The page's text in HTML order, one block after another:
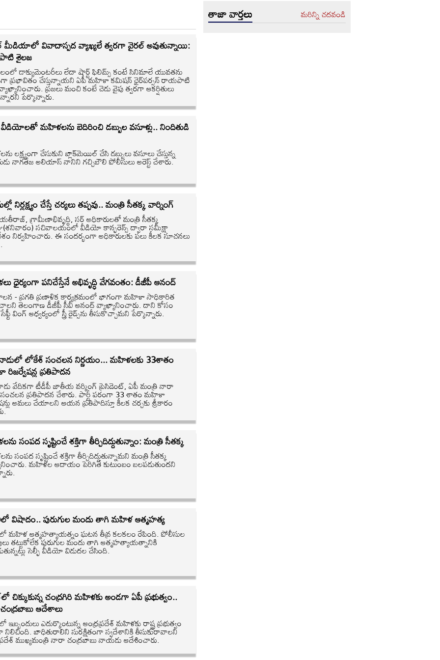
వివాదాస్పద వ్యాఖ్యలే త్వరగా వైరల్ అవుతున్నాయి:
శైలజ
డాక్యుమెంటరీలు లేదా షార్ట్ ఫిలిమ్స్ కంటే సినిమాలే యువతను
ప్రభావితం చేస్తున్నాయని ఏపీ మహిళా కమిషన్ ఛైర్‌పర్సన్ రాయపాటి
ప్రజలు మంచి కంటే చెడు వైపు త్వరగా ఆకర్షితులు
పేర్కొన్నారు.
వీడియోలతో మహిళలను బెదిరించి డబ్బుల వసూళ్లు.. నిందితుడి
లక్ష్యంగా చేసుకుని బ్లాక్‌మెయిల్ చేసి డబ్బులు వసూలు చేస్తున్న
నాగతేజ అలియాస్ నానిని గచ్చిబౌలి పోలీసులు అరెస్ట్ చేశారు.
నిర్లక్ష్యం చేస్తే చర్యలు తప్పవు.. మంత్రి సీతక్క వార్నింగ్
గ్రామీణాభివృద్ధి, సర్ అధికారులతో మంత్రి సీతక్క
సచివాలయంలో వీడియో కాన్ఫరెన్స్ ద్వారా సమీక్షా
నిర్వహించారు. ఈ సందర్భంగా అధికారులకు పలు కీలక సూచనలు
ధైర్యంగా పనిచేస్తేనే అభివృద్ధి వేగవంతం: డీజీపీ ఆనంద్
- ప్రగతి ప్రణాళిక కార్యక్రమంలో భాగంగా మహిళా సాధికారిత
తెలంగాణ డీజీపీ సీవీ ఆనంద్ వ్యాఖ్యానించారు. దాని కోసం
వింగ్ ఆధ్వర్యంలో స్త్రీ రైడ్స్‌ను తీసుకొచ్చామని పేర్కొన్నారు.
లోకేశ్ సంచలన నిర్ణయం... మహిళలకు 33శాతం
ప్రతిపాదన
వేదికగా టీడీపీ జాతీయ వర్కింగ్ ప్రెసిడెంట్, ఏపీ మంత్రి నారా
ప్రతిపాదన చేశారు. పార్టీ పరంగా 33 శాతం మహిళా
అమలు చేయాలని ఆయన ప్రతిపాదిస్తూ కీలక చర్చకు శ్రీకారం
సంపద సృష్టించే శక్తిగా తీర్చిదిద్దుతున్నాం: మంత్రి సీతక్క
సంపద సృష్టించే శక్తిగా తీర్చిదిద్దుతున్నామని మంత్రి సీతక్క
మహిళల ఆదాయం పెరిగితే కుటుంబం బలపడుతుందని
విషాదం.. పురుగుల మందు తాగి మహిళ ఆత్మహత్య
మహిళ ఆత్మహత్యాయత్నం ఘటన తీవ్ర కలకలం రేపింది. పోలీసుల
తట్టుకోలేక పురుగుల మందు తాగి ఆత్మహత్యాయత్నానికి
సెల్ఫీ వీడియో విడుదల చేసింది.
చిక్కుకున్న చంద్రగిరి మహిళకు అండగా ఏపీ ప్రభుత్వం..
ఆదేశాలు
ఇబ్బందులు ఎదుర్కొంటున్న ఆంధ్రప్రదేశ్ మహిళకు రాష్ట్ర ప్రభుత్వం
నిలిచింది. బాధితురాలిని సురక్షితంగా స్వదేశానికి తీసుకురావాలని
ముఖ్యమంత్రి నారా చంద్రబాబు నాయడు ఆదేశించారు.
తాజా వార్తలు మరిన్ని చదవండి